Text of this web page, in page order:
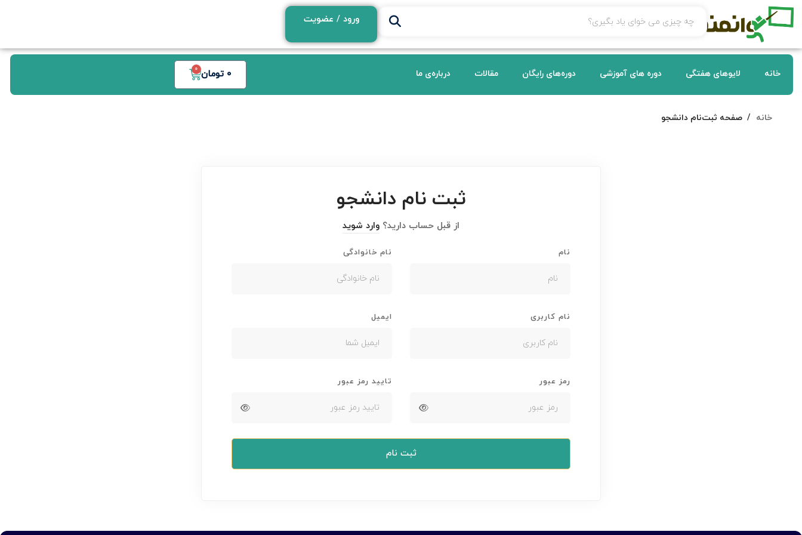
ورود / عضویت
خانه لایوهای هفتگی دوره های آموزشی دوره‌های رایگان مقالات درباره‌ی ما 0 تومان 0
خانه صفحه ثبت‌نام دانشجو
ثبت نام دانشجو
از قبل حساب دارید؟ وارد شوید
نام نام خانوادگی
نام کاربری ایمیل
رمز عبور تایید رمز عبور
ثبت نام